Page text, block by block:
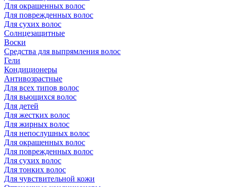
Для окрашенных волос
Для поврежденных волос
Для сухих волос
Солнцезащитные
Воски
Средства для выпрямления волос
Гели
Кондиционеры
Антивозрастные
Для всех типов волос
Для вьющихся волос
Для детей
Для жестких волос
Для жирных волос
Для непослушных волос
Для окрашенных волос
Для поврежденных волос
Для сухих волос
Для тонких волос
Для чувствительной кожи